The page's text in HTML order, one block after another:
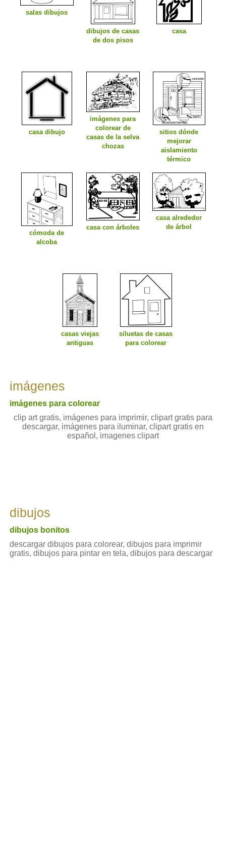
salas dibujos
dibujos de casas
de dos pisos
casa
casa dibujo
imágenes para
colorear de
casas de la selva
chozas
sitios dónde
mejorar
aislamiento
térmico
cómoda de
alcoba
casa con árboles
casa alrededor
de árbol
casas viejas
antiguas
siluetas de casas
para colorear
imágenes
imágenes para colorear
clip art gratis, imágenes para imprimir, clipart gratis para
descargar, imágenes para iluminar, clipart gratis en
español, imagenes clipart
dibujos
dibujos bonitos
descargar dibujos para colorear, dibujos para imprimir
gratis, dibujos para pintar en tela, dibujos para descargar